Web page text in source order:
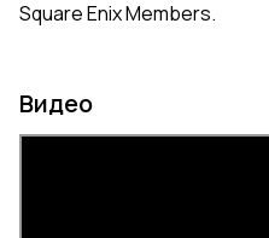
Square Enix Members.
Видео